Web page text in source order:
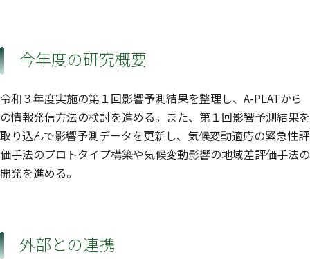
今年度の研究概要
令和３年度実施の第１回影響予測結果を整理し、A-PLATから
の情報発信方法の検討を進める。また、第１回影響予測結果を
取り込んで影響予測データを更新し、気候変動適応の緊急性評
価手法のプロトタイプ構築や気候変動影響の地域差評価手法の
開発を進める。
外部との連携